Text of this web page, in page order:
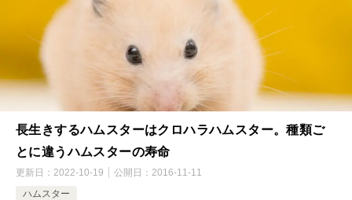
長生きするハムスターはクロハラハムスター。種類ご
とに違うハムスターの寿命
更新日： 2022-10-19 公開日： 2016-11-11
ハムスター